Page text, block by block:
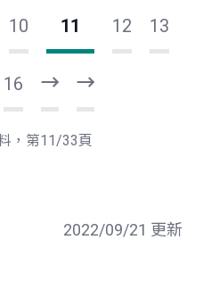
10 11 12 13
16
一
頁
後
一
，第11/33頁
2022/09/21 更新